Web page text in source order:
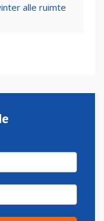
alle ruimte